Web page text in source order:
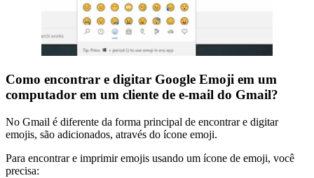
Como encontrar e digitar Google Emoji em um
computador em um cliente de e-mail do Gmail?
No Gmail é diferente da forma principal de encontrar e digitar
emojis, são adicionados, através do ícone emoji.
Para encontrar e imprimir emojis usando um ícone de emoji, você
precisa: